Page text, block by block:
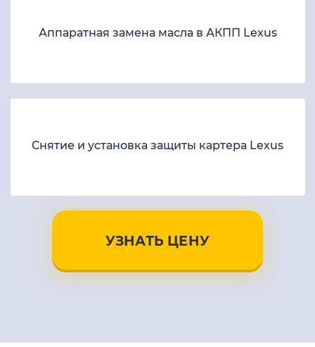
Аппаратная замена масла в АКПП Lexus
Снятие и установка защиты картера Lexus
УЗНАТЬ ЦЕНУ